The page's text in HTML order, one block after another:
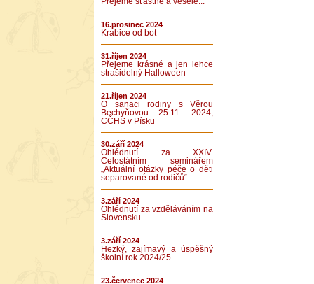
16.prosinec 2024
Krabice od bot
31.říjen 2024
Přejeme krásné a jen lehce
strašidelný Halloween
21.říjen 2024
O sanaci rodiny s Věrou
Bechyňovou 25.11. 2024,
CČHS v Písku
30.září 2024
Ohlédnutí za XXIV.
Celostátním seminářem
„Aktuální otázky péče o děti
separované od rodičů“
3.září 2024
Ohlédnutí za vzděláváním na
Slovensku
3.září 2024
Hezký, zajímavý a úspěšný
školní rok 2024/25
23.červenec 2024